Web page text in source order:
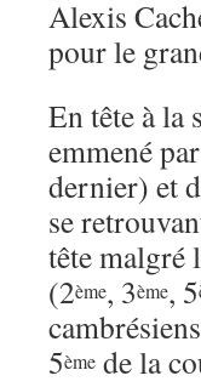
Alexis
pour le
En tête à la
emmené
dernier) et
se
tête malgré
(2ème, 3ème, 5
5ème de la